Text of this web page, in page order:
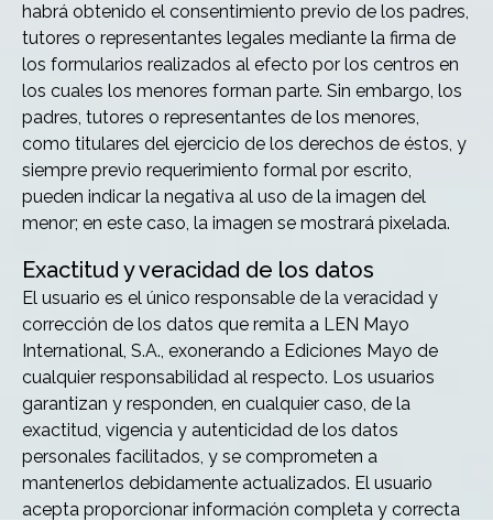
habrá obtenido el consentimiento previo de los padres,
tutores o representantes legales mediante la firma de
los formularios realizados al efecto por los centros en
los cuales los menores forman parte. Sin embargo, los
padres, tutores o representantes de los menores,
como titulares del ejercicio de los derechos de éstos, y
siempre previo requerimiento formal por escrito,
pueden indicar la negativa al uso de la imagen del
menor; en este caso, la imagen se mostrará pixelada.
Exactitud y veracidad de los datos
El usuario es el único responsable de la veracidad y
corrección de los datos que remita a LEN Mayo
International, S.A., exonerando a Ediciones Mayo de
cualquier responsabilidad al respecto. Los usuarios
garantizan y responden, en cualquier caso, de la
exactitud, vigencia y autenticidad de los datos
personales facilitados, y se comprometen a
mantenerlos debidamente actualizados. El usuario
acepta proporcionar información completa y correcta